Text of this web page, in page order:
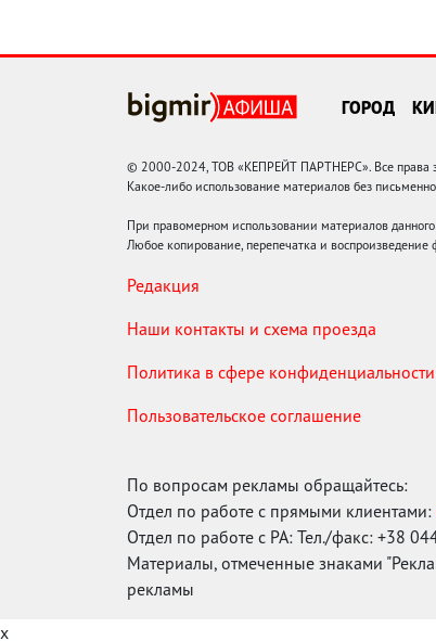
ГОРОД
© 2000-2024, ТОВ «КЕПРЕЙТ ПАРТНЕРС». Все права
Какое-либо использование материалов без
При правомерном использовании материалов данного
Любое копирование, перепечатка и
Редакция
Наши контакты и схема проезда
Политика в сфере
Пользовательское соглашение
По вопросам рекламы обращайтесь:
Отдел по работе с прямыми клиентами:
Отдел по работе с РА: Тел./факс: +38
Материалы, отмеченные знаками
рекламы
x